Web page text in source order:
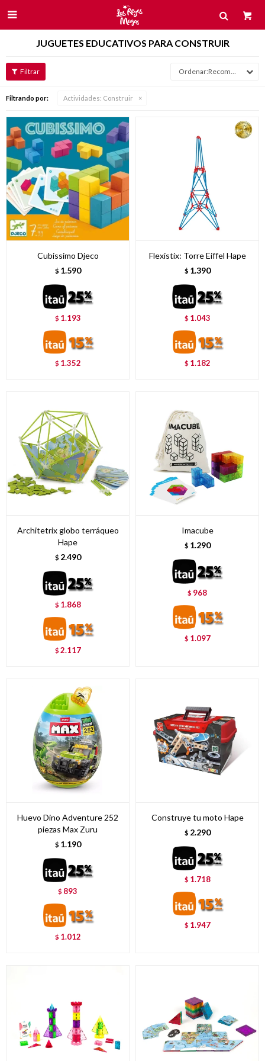

JUGUETES EDUCATIVOS PARA CONSTRUIR
Recomendados
Filtrando por: Actividades: Construir
Cubissimo Djeco
$ 1.590
$ 1.193
$ 1.352
Flexistix: Torre Eiffel Hape
$ 1.390
$ 1.043
$ 1.182
Architetrix globo terráqueo
Hape
$ 2.490
$ 1.868
$2.117
Imacube
$ 1.290
$ 968
$ 1.097
Huevo Dino Adventure 252
piezas Max Zuru
$ 1.190
$ 893
$ 1.012
Construye tu moto Hape
$ 2.290
$ 1.718
$ 1.947